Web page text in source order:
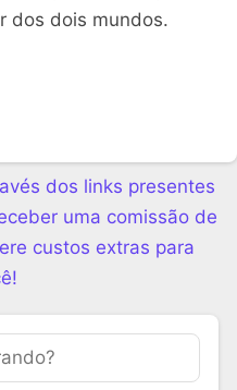
dos dois mundos.
dos links presentes
uma comissão de
custos extras para